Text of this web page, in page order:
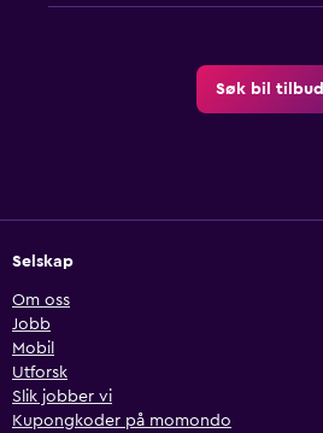
Søk bil tilbud
Selskap
Om oss
Jobb
Mobil
Utforsk
Slik jobber vi
Kupongkoder på momondo